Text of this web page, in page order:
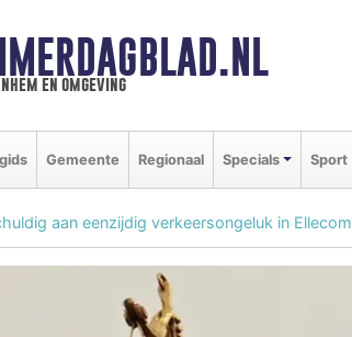
en omgeving
Gemeente Regionaal Specials Sport
aan eenzijdig verkeersongeluk in Ellecom